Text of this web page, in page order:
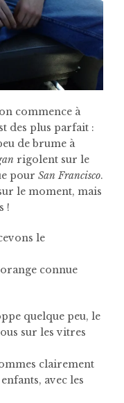
commence à
des plus parfait :
de brume à
rigolent sur le
pour San Francisco.
le moment, mais
!
le
connue
quelque peu, le
sur les vitres
clairement
avec les